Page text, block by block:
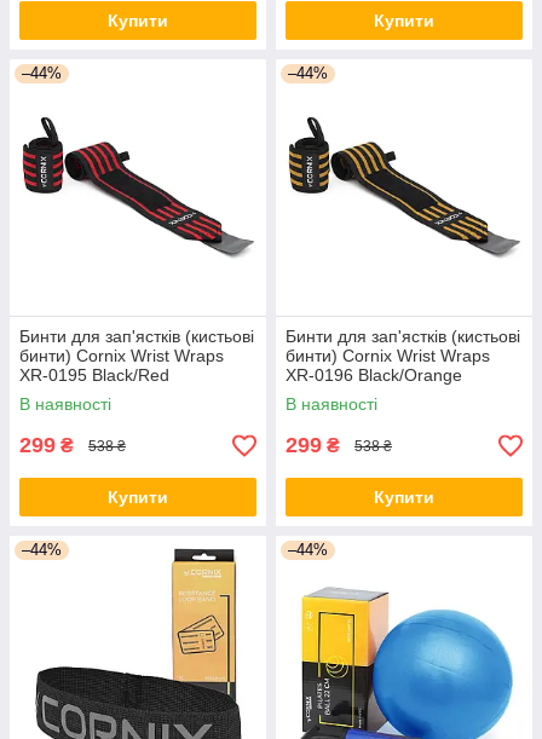
Купити Купити
–44%
Бинти для зап'ястків (кистьові
бинти) Cornix Wrist Wraps
XR-0195 Black/Red
В наявності
299 ₴ 538 ₴
Купити
–44%
Бинти для зап'ястків (кистьові
бинти) Cornix Wrist Wraps
XR-0196 Black/Orange
В наявності
299 ₴ 538 ₴
Купити
–44% –44%